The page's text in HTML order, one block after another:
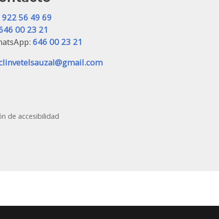
922 56 49 69
00 23 21
646 00 23 21
de accesibilidad